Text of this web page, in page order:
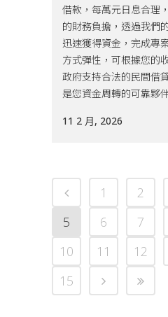
借款，每萬元日息合理
的財務負擔，透過我們
迅速獲得資金，完成專
方式彈性，可根據您的
政府支持合法的民間借
是您資金周轉的可靠夥
11 2 月, 2026
1 2
5
6 7
10
11 12
15